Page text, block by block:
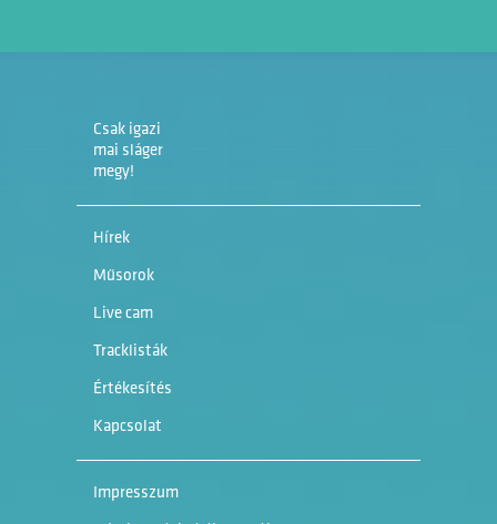
Csak igazi
mai sláger
megy!
Hírek
Műsorok
Live cam
Tracklisták
Értékesítés
Kapcsolat
Impresszum